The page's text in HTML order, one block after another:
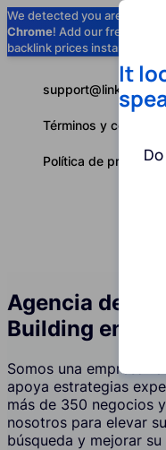
We detected you are using
Chrome! Add our free
backlink prices instantly as
Términos y
Política de
Agencia de
Building en
Somos una empresa
apoya estrategias
más de 350 negocios
nosotros para elevar
búsqueda y mejorar su
It